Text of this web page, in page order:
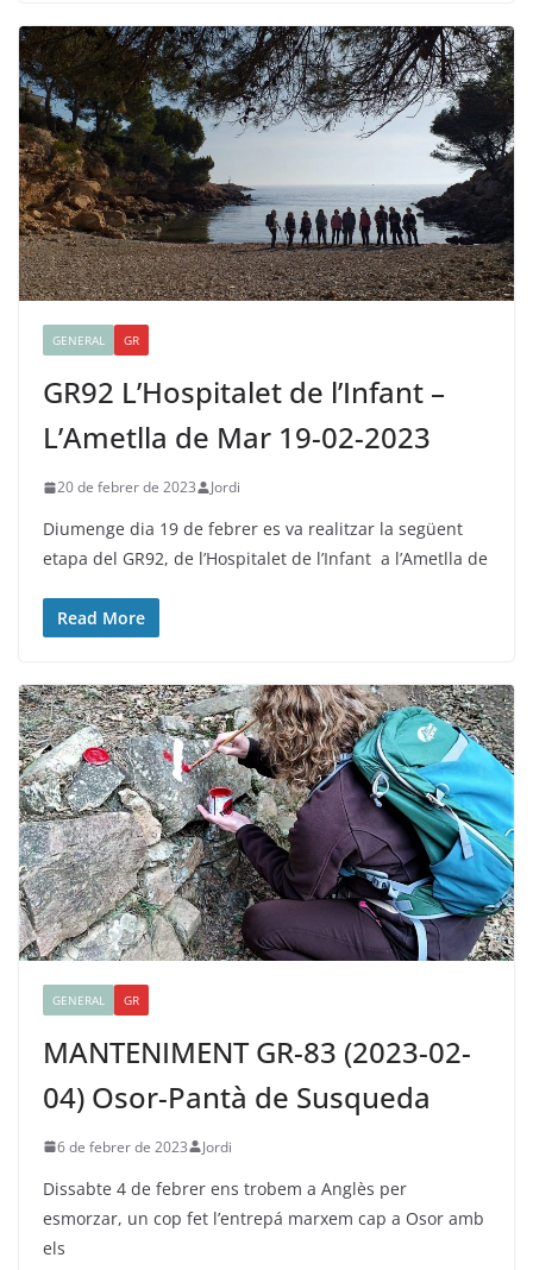
GENERAL GR
GR92 L’Hospitalet de l’Infant –
L’Ametlla de Mar 19-02-2023
20 de febrer de 2023 Jordi
Diumenge dia 19 de febrer es va realitzar la següent
etapa del GR92, de l’Hospitalet de l’Infant a l’Ametlla de
Read More
GENERAL GR
MANTENIMENT GR-83 (2023-02-
04) Osor-Pantà de Susqueda
6 de febrer de 2023 Jordi
Dissabte 4 de febrer ens trobem a Anglès per
esmorzar, un cop fet l’entrepá marxem cap a Osor amb
els